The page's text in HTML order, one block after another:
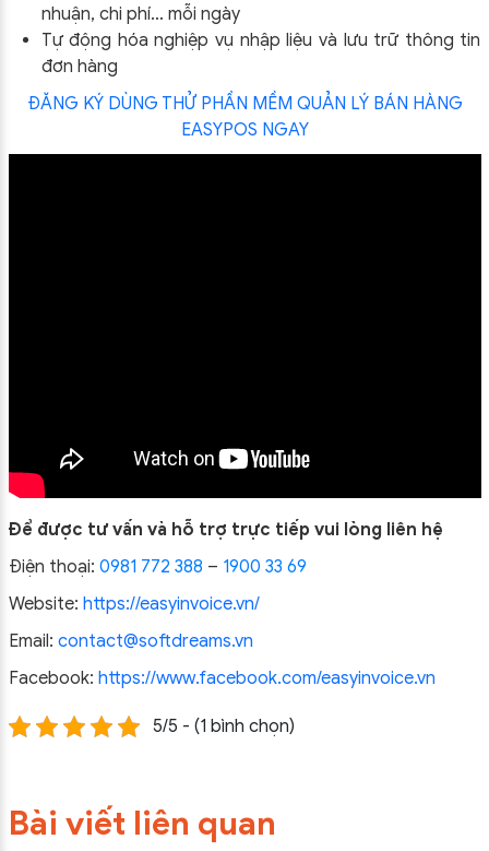
nhuận, chi phí… mỗi ngày
Tự động hóa nghiệp vụ nhập liệu và lưu trữ thông tin
đơn hàng
ĐĂNG KÝ DÙNG THỬ PHẦN MỀM QUẢN LÝ BÁN HÀNG
EASYPOS NGAY
Để được tư vấn và hỗ trợ trực tiếp vui lòng liên hệ
Điện thoại: 0981 772 388 – 1900 33 69
Website: https://easyinvoice.vn/
Email: contact@softdreams.vn
Facebook: https://www.facebook.com/easyinvoice.vn
5/5 - (1 bình chọn)
Bài viết liên quan